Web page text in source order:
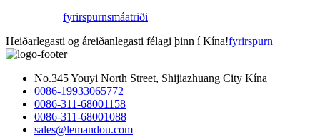
fyrirspurnsmáatriði
Heiðarlegasti og áreiðanlegasti félagi þinn í Kína!fyrirspurn
No.345 Youyi North Street, Shijiazhuang City Kína
0086-19933065772
0086-311-68001158
0086-311-68001088
sales@lemandou.com